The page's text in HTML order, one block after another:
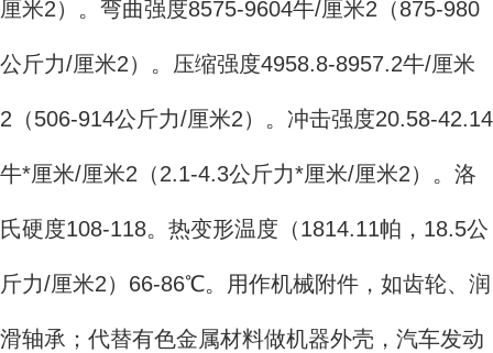
厘米2）。弯曲强度8575-9604牛/厘米2（875-980
公斤力/厘米2）。压缩强度4958.8-8957.2牛/厘米
2（506-914公斤力/厘米2）。冲击强度20.58-42.14
牛*厘米/厘米2（2.1-4.3公斤力*厘米/厘米2）。洛
氏硬度108-118。热变形温度（1814.11帕，18.5公
斤力/厘米2）66-86℃。用作机械附件，如齿轮、润
滑轴承；代替有色金属材料做机器外壳，汽车发动